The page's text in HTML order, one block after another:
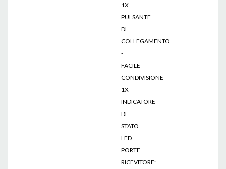
1X
PULSANTE
DI
COLLEGAMENTO
-
FACILE
CONDIVISIONE
1X
INDICATORE
DI
STATO
LED
PORTE
RICEVITORE: